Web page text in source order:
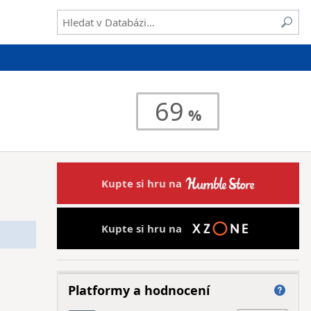
69
Kupte si hru na
Kupte si hru na
Platformy a hodnocení